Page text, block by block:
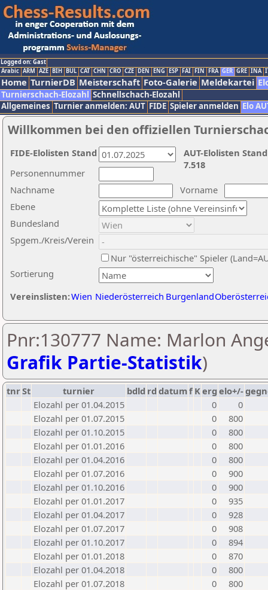
Logged on: Gast
Arabic ARM AZE BIH BUL CAT CHN CRO CZE DEN ENG ESP FAI FIN FRA GER GRE INA
Home TurnierDB Meisterschaft Foto-Galerie Meldekartei
Turnierschach-Elozahl Schnellschach-Elozahl
Allgemeines Turnier anmelden: AUT FIDE Spieler anmelden Elo
Willkommen bei den offiziellen
Nachname
Vorname
Ebene
Sortierung
Personennummer
Bundesland
Spgem./Kreis/Verein
Nur "österreichische" Spieler
Vereinslisten:Wien Niederösterreich Burgenland
AUT-Elolisten
7.518
FIDE-Elolisten Stand
Pnr:130777 Name: Marlon
Grafik Partie-Statistik)
tnrSt turnier bdld rd datumf Kerg elo+/-
Elozahl per 01.04.2015
0
0
Elozahl per 01.07.2015
0
800
Elozahl per 01.10.2015
0
800
Elozahl per 01.01.2016
0
800
Elozahl per 01.04.2016
0
800
Elozahl per 01.07.2016
0
900
Elozahl per 01.10.2016
0
900
Elozahl per 01.01.2017
0
935
Elozahl per 01.04.2017
0
928
Elozahl per 01.07.2017
0
908
Elozahl per 01.10.2017
0
894
Elozahl per 01.01.2018
0
870
Elozahl per 01.04.2018
0
800
Elozahl per 01.07.2018
0
800